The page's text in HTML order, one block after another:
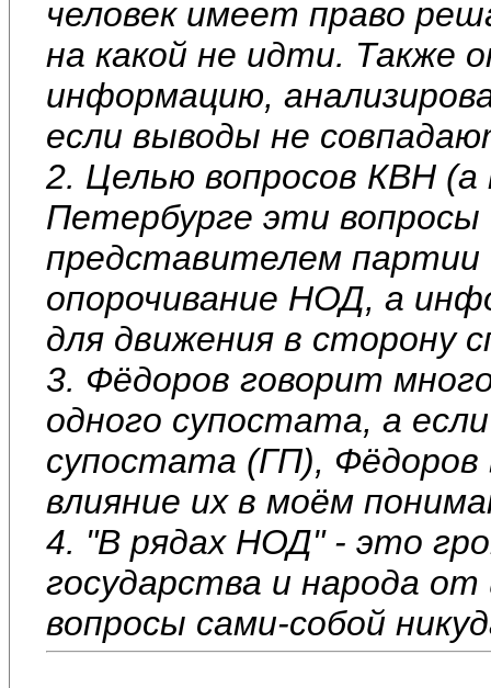
человек имеет право
на какой не идти. Также
информацию,
если выводы не
2. Целью вопросов КВН
Петербурге эти вопросы
представителем партии
опорочивание НОД, а
для движения в сторону
3. Фёдоров говорит
одного супостата, а
супостата (ГП), Фёдоров
влияние их в моём
4. "В рядах НОД" - это
государства и народа
вопросы сами-собой